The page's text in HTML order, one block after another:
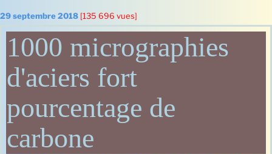
au
contenu
principal
29 septembre 2018 [135 696 vues]
1000 micrographies
d'aciers fort
pourcentage de
carbone